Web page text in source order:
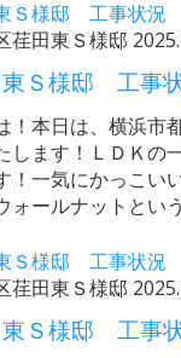
荏田東Ｓ様邸
東Ｓ様邸 工事
！本日は、横浜市
します！ＬＤＫの
！一気にかっこい
ォールナットとい
荏田東Ｓ様邸
東Ｓ様邸 工事